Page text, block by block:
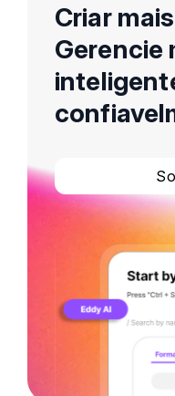
Criar
Gerencie